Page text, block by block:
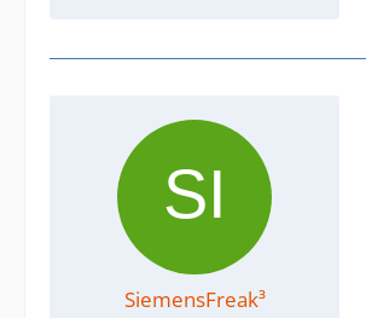
SiemensFreak³